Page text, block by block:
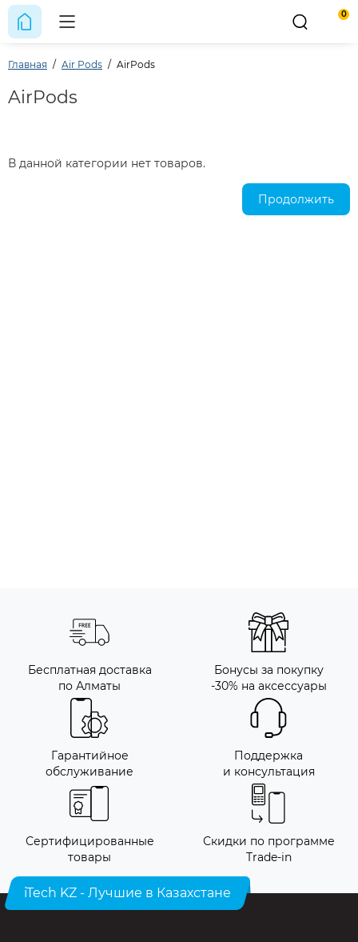
0
Главная Air Pods AirPods
AirPods
В данной категории нет товаров.
Продолжить
Бесплатная доставка
по Алматы
Бонусы за покупку
-30% на аксессуары
Гарантийное
обслуживание
Поддержка
и консультация
Сертифицированные
товары
Скидки по программе
Trade-in
iTech KZ - Лучшие в Казахстане